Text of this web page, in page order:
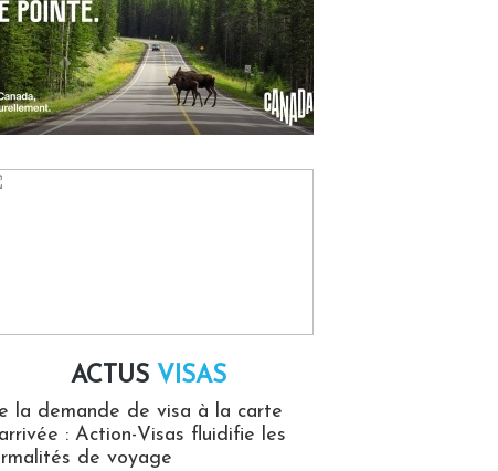
ACTUS VISAS
la demande de visa à la carte
: Action-Visas fluidifie les
de voyage